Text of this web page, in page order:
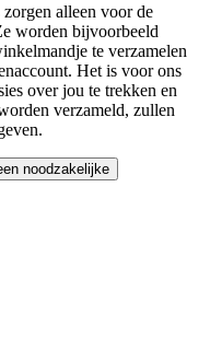
alleen voor de
worden bijvoorbeeld
te verzamelen
Het is voor ons
over jou te trekken en
verzameld, zullen
noodzakelijke